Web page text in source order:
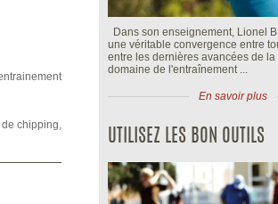
de chipping,
Dans son enseignement, Lionel
une véritable convergence entre
entre les dernières avancées de
domaine de l'entraînement ...
En savoir plus
UTILISEZ LES BON OUTILS